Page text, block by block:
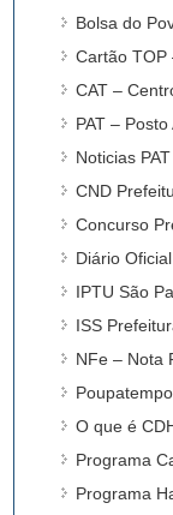
Bolsa do
Cartão TOP
CAT –
PAT –
Noticias PAT
CND
Concurso
Diário
IPTU São
ISS
NFe – Nota
O que é
Programa
Programa